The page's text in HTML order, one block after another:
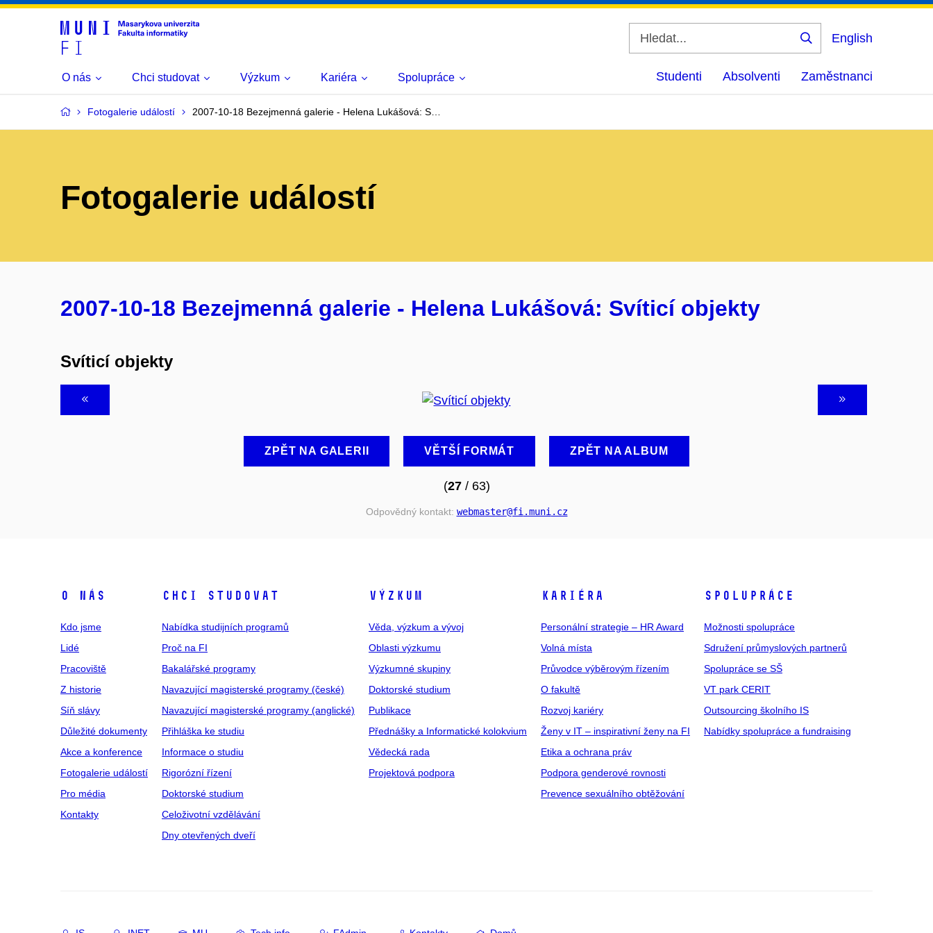
Vyhledat
English
O nás Chci studovat Výzkum Kariéra Spolupráce Studenti Absolventi Zaměstnanci
Fotogalerie událostí 2007-10-18 Bezejmenná galerie - Helena Lukášová: S…
Fotogalerie událostí
2007-10-18 Bezejmenná galerie - Helena Lukášová: Svíticí objekty
Svíticí objekty
ZPĚT NA GALERII VĚTŠÍ FORMÁT ZPĚT NA ALBUM
(27/ 63)
Odpovědný kontakt: webmaster@fi .muni .cz
O NÁS
Kdo jsme
Lidé
Pracoviště
Z historie
Síň slávy
Důležité dokumenty
Akce a konference
Fotogalerie událostí
Pro média
Kontakty
CHCI STUDOVAT
Nabídka studijních programů
Proč na FI
Bakalářské programy
Navazující magisterské programy (české)
Navazující magisterské programy (anglické)
Přihláška ke studiu
Informace o studiu
Rigorózní řízení
Doktorské studium
Celoživotní vzdělávání
Dny otevřených dveří
VÝZKUM
Věda, výzkum a vývoj
Oblasti výzkumu
Výzkumné skupiny
Doktorské studium
Publikace
Přednášky a Informatické kolokvium
Vědecká rada
Projektová podpora
KARIÉRA
Personální strategie – HR Award
Volná místa
Průvodce výběrovým řízením
O fakultě
Rozvoj kariéry
Ženy v IT – inspirativní ženy na FI
Etika a ochrana práv
Podpora genderové rovnosti
Prevence sexuálního obtěžování
SPOLUPRÁCE
Možnosti spolupráce
Sdružení průmyslových partnerů
Spolupráce se SŠ
VT park CERIT
Outsourcing školního IS
Nabídky spolupráce a fundraising